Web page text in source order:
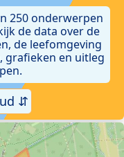
250 onderwerpen
de data over de
de leefomgeving
grafieken en uitleg
⇵